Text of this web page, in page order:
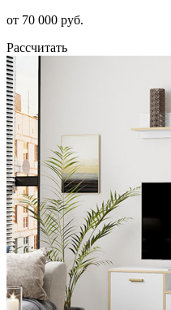
от 70 000 руб.
Рассчитать